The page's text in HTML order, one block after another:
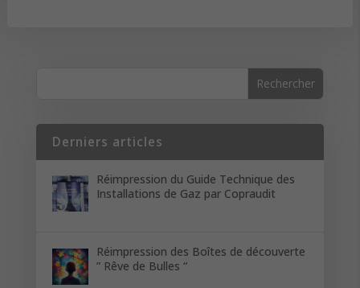
Derniers articles
Réimpression du Guide Technique des
Installations de Gaz par Copraudit
Réimpression des Boîtes de découverte
” Rêve de Bulles “